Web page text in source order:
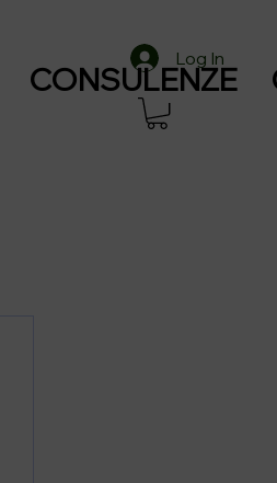
Log In
CONSULENZE